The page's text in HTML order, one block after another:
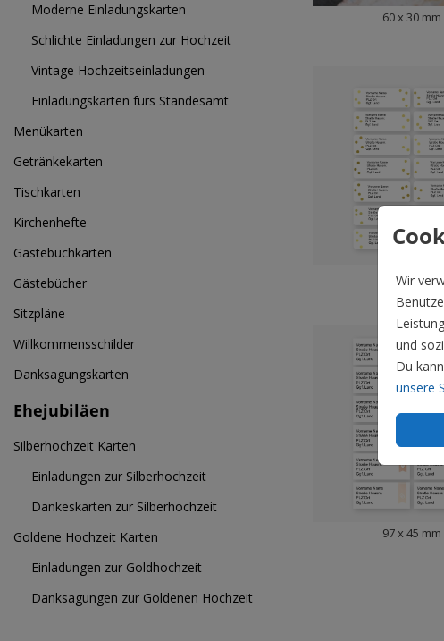
Wir
und
Du
unsere
Moderne Einladungskarten
Schlichte Einladungen zur Hochzeit
Vintage Hochzeitseinladungen
Einladungskarten fürs Standesamt
Menükarten
Getränkekarten
Tischkarten
Kirchenhefte
Gästebuchkarten
Gästebücher
Sitzpläne
Willkommensschilder
Danksagungskarten
Ehejubiläen
Silberhochzeit Karten
Einladungen zur Silberhochzeit
Dankeskarten zur Silberhochzeit
Goldene Hochzeit Karten
Einladungen zur Goldhochzeit
Danksagungen zur Goldenen Hochzeit
60 x 30 mm
97 x 34 mm
97 x 45 mm